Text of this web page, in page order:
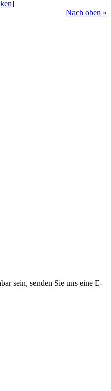
Nach oben »
sein, senden Sie uns eine E-